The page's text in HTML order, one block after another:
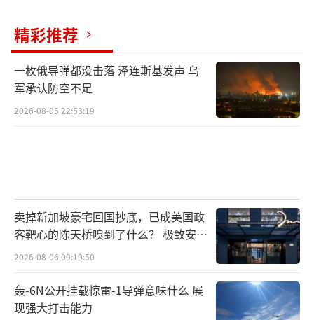
精彩推荐
一枚俄导弹都没击落 泽连斯基发声 乌
军承认防空不足
2026-08-05 22:53:19
卖掉新加坡豪宅回国抄底，已成美国政
客靶心的陈天桥嗅到了什么？ 极致安全
的追寻
2026-08-06 09:19:50
轰-6N公开挂载惊雷-1导弹意味什么 展
现强大打击能力